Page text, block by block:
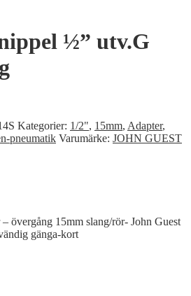
½” utv.G
Kategorier: 1/2", 15mm, Adapter,
pneumatik Varumärke: JOHN GUEST
– övergång 15mm slang/rör- John Guest
gänga-kort